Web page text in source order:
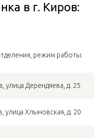
в г. Киров:
режим работы:
улица Дерендяева, д. 25
улица Хлыновская, д. 20